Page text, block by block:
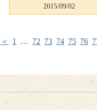
2015/09/02
＜ 1 … 72 73 74 75 76